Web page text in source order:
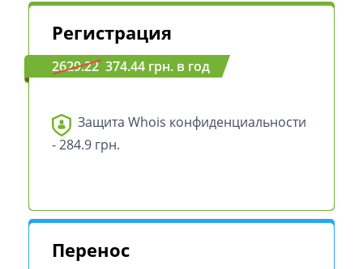
Регистрация
2629.22 374.44 грн. в год
Защита Whois конфиденциальности
- 284.9 грн.
Перенос